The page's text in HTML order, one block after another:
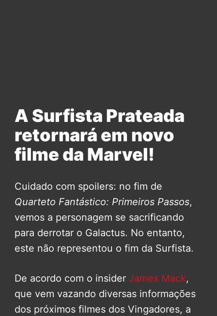
A Surfista Prateada
retornará em novo
filme da Marvel!
Cuidado com spoilers: no fim de
Quarteto Fantástico: Primeiros Passos,
vemos a personagem se sacrificando
para derrotar o Galactus. No entanto,
este não representou o fim da Surfista.
De acordo com o insider James Mack,
que vem vazando diversas informações
dos próximos filmes dos Vingadores, a